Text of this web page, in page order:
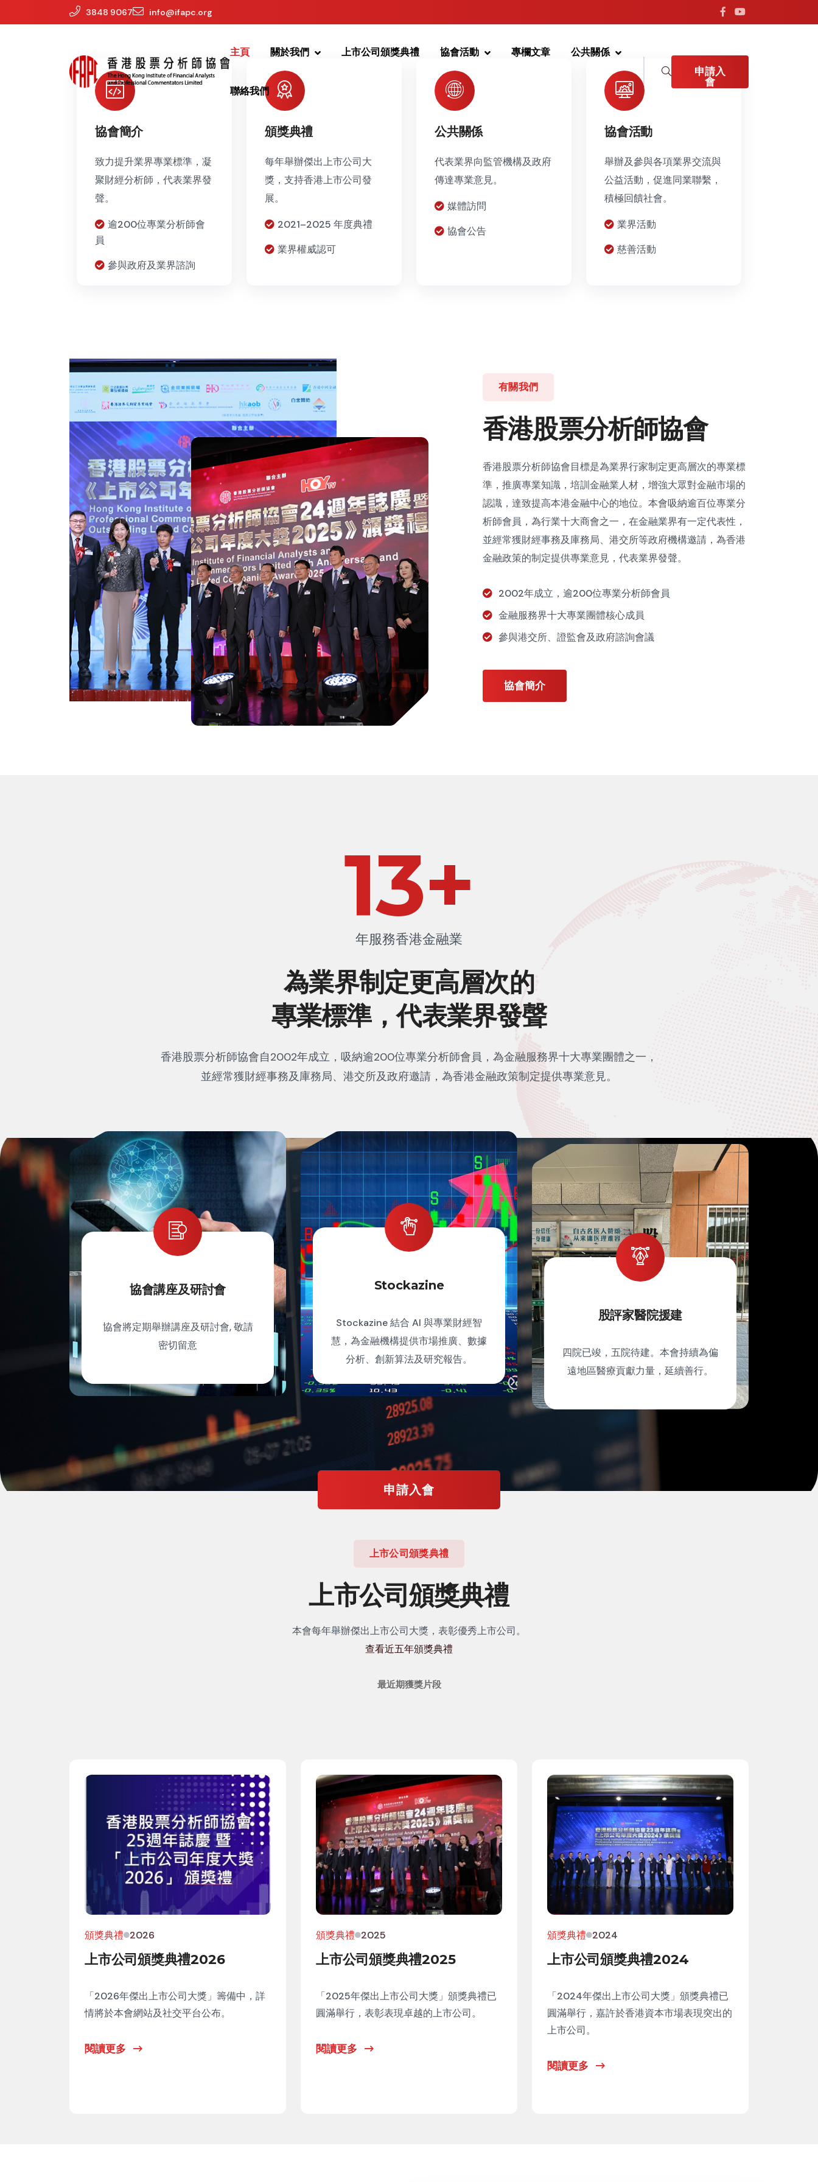
3848 9067 info@ifapc.org
主頁 關於我們 上市公司頒獎典禮 協會活動 專欄文章 公共關係
聯絡我們
申請入
會
協會簡介
致力提升業界專業標準，凝
聚財經分析師，代表業界發
聲。
逾200位專業分析師會
員
參與政府及業界諮詢
頒獎典禮
每年舉辦傑出上市公司大
獎，支持香港上市公司發
展。
2021–2025 年度典禮
業界權威認可
公共關係
代表業界向監管機構及政府
傳達專業意見。
媒體訪問
協會公告
協會活動
舉辦及參與各項業界交流與
公益活動，促進同業聯繫，
積極回饋社會。
業界活動
慈善活動
有關我們
香港股票分析師協會
香港股票分析師協會目標是為業界行家制定更高層次的專業標
準，推廣專業知識，培訓金融業人材，增強大眾對金融市場的
認識，達致提高本港金融中心的地位。本會吸納逾百位專業分
析師會員，為行業十大商會之一，在金融業界有一定代表性，
並經常獲財經事務及庫務局、港交所等政府機構邀請，為香港
金融政策的制定提供專業意見，代表業界發聲。
2002年成立，逾200位專業分析師會員
金融服務界十大專業團體核心成員
參與港交所、證監會及政府諮詢會議
協會簡介
22+
年服務香港金融業
為業界制定更高層次的
專業標準，代表業界發聲
香港股票分析師協會自2002年成立，吸納逾200位專業分析師會員，為金融服務界十大專業團體之一，
並經常獲財經事務及庫務局、港交所及政府邀請，為香港金融政策制定提供專業意見。
協會講座及研討會
協會將定期舉辦講座及研討會, 敬請
密切留意
Stockazine
Stockazine 結合 AI 與專業財經智
慧，為金融機構提供市場推廣、數據
分析、創新算法及研究報告。
股評家醫院援建
四院已竣，五院待建。本會持續為偏
遠地區醫療貢獻力量，延續善行。
申請入會
上市公司頒獎典禮
上市公司頒獎典禮
本會每年舉辦傑出上市公司大獎，表彰優秀上市公司。
查看近五年頒獎典禮
最近期獲獎片段
頒獎典禮 2026
上市公司頒獎典禮2026
「2026年傑出上市公司大獎」籌備中，詳
情將於本會網站及社交平台公布。
閱讀更多
頒獎典禮 2025
上市公司頒獎典禮2025
「2025年傑出上市公司大獎」頒獎典禮已
圓滿舉行，表彰表現卓越的上市公司。
閱讀更多
頒獎典禮 2024
上市公司頒獎典禮2024
「2024年傑出上市公司大獎」頒獎典禮已
圓滿舉行，嘉許於香港資本市場表現突出的
上市公司。
閱讀更多